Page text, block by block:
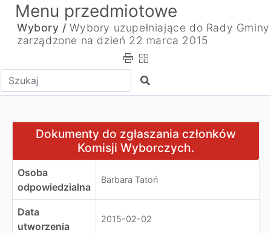
Menu przedmiotowe
Wybory / Wybory uzupełniające do Rady Gminy
zarządzone na dzień 22 marca 2015
Wpisz tekst do wyszukania Szukaj
Dokumenty do zgłaszania członków Komisji
Dokumenty do zgłaszania członków
Komisji Wyborczych.
Osoba
odpowiedzialna
Barbara Tatoń
Data
utworzenia
2015-02-02